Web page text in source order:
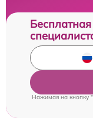
Нажимая на кнопку